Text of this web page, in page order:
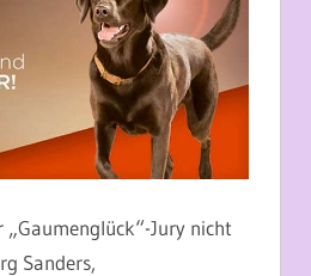
„Gaumenglück“-Jury nicht
Sanders,